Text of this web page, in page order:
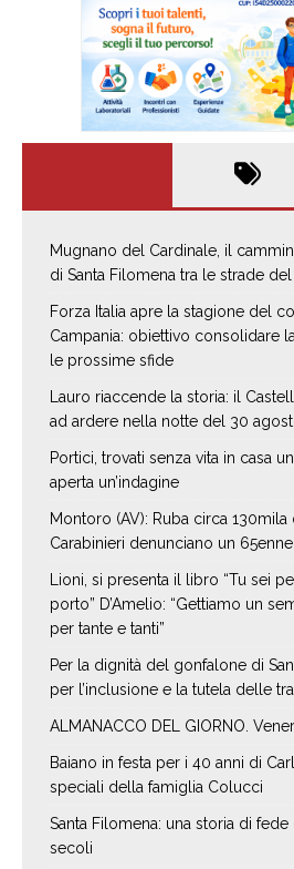
Mugnano del Cardinale, il
di Santa Filomena tra le strade
Forza Italia apre la stagione del
Campania: obiettivo consolidare
le prossime sfide
Lauro riaccende la storia: il
ad ardere nella notte del 30
Portici, trovati senza vita in casa
aperta un’indagine
Montoro (AV): Ruba circa
Carabinieri denunciano un 65enne
Lioni, si presenta il libro “Tu sei
porto” D’Amelio: “Gettiamo un
per tante e tanti”
Per la dignità del gonfalone di
per l’inclusione e la tutela delle
ALMANACCO DEL GIORNO.
Baiano in festa per i 40 anni di
speciali della famiglia Colucci
Santa Filomena: una storia di
secoli